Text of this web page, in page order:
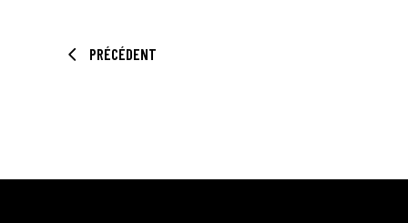
PRÉCÉDENT